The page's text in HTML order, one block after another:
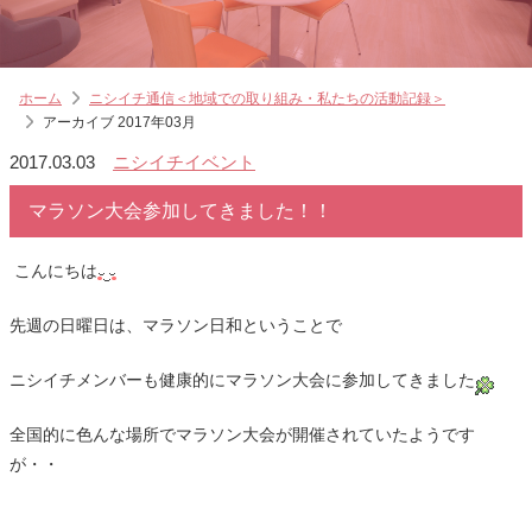
ホーム
ニシイチ通信＜地域での取り組み・私たちの活動記録＞
アーカイブ 2017年03月
2017.03.03 ニシイチイベント
マラソン大会参加してきました！！
こんにちは
先週の日曜日は、マラソン日和ということで
ニシイチメンバーも健康的にマラソン大会に参加してきました
全国的に色んな場所でマラソン大会が開催されていたようです
が・・